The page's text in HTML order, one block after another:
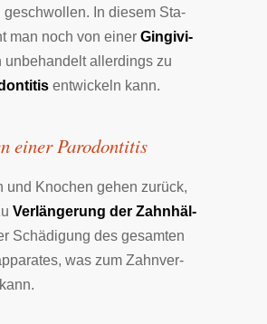
ge­schwol­len. In die­sem Sta­
man noch von einer Gin­gi­vi­
un­be­han­delt al­ler­dings zu
ent­wickeln kann.
einer Parodontitis
und Kno­chen ge­hen zu­rück,
Ver­län­ge­rung der Zahn­häl­
Schä­di­gung des ge­sam­ten
was zum Zahn­ver­